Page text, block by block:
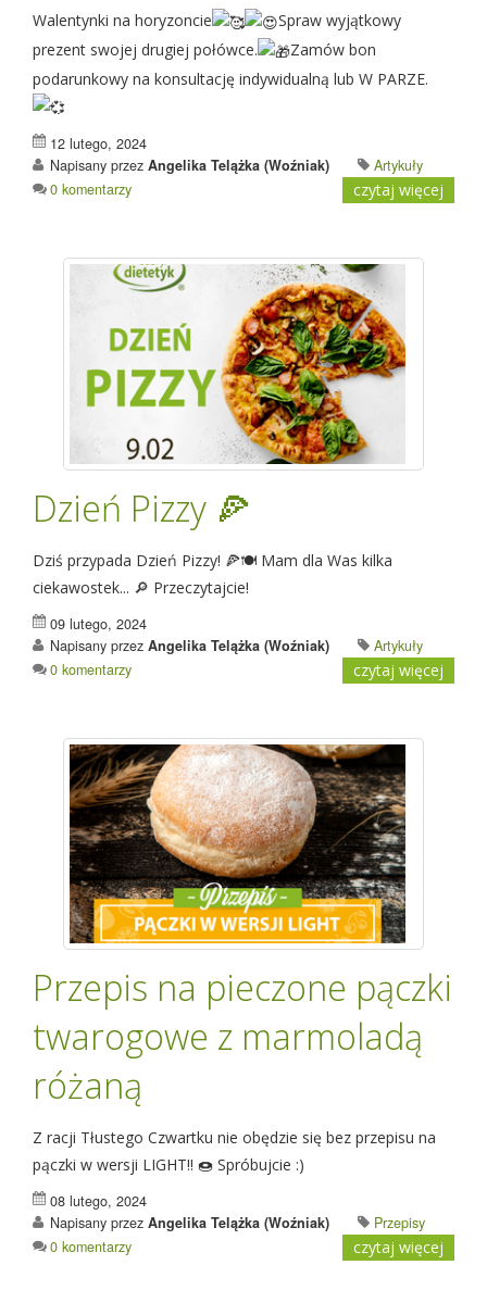
Walentynki na horyzoncie
Spraw wyjątkowy
prezent swojej drugiej połówce.
Zamów bon
podarunkowy na konsultację indywidualną lub W PARZE.
12 lutego, 2024
Napisany przez Angelika Telążka (Woźniak)
Artykuły
0 komentarzy
czytaj więcej
Dzień Pizzy 🍕
Dziś przypada Dzień Pizzy! 🍕🍽 Mam dla Was kilka
ciekawostek... 🔎 Przeczytajcie!
09 lutego, 2024
Napisany przez Angelika Telążka (Woźniak)
Artykuły
0 komentarzy
czytaj więcej
Przepis na pieczone pączki
twarogowe z marmoladą
różaną
Z racji Tłustego Czwartku nie obędzie się bez przepisu na
pączki w wersji LIGHT!! 🍩 Spróbujcie :)
08 lutego, 2024
Napisany przez Angelika Telążka (Woźniak)
Przepisy
0 komentarzy
czytaj więcej